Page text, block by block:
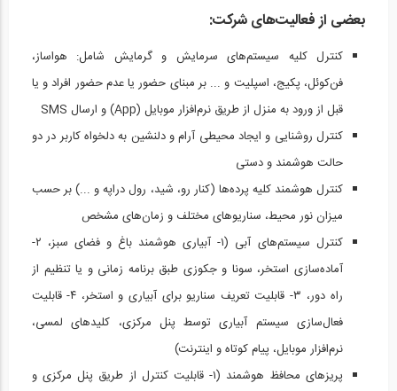
بعضی از فعالیت‌های شرکت:
کنترل کلیه سیستم‌های سرمایش و گرمایش شامل: هواساز،
فن‌کوئل، پکیج، اسپلیت و ... بر مبنای حضور یا عدم حضور افراد و یا
قبل از ورود به منزل از طریق نرم‌افزار موبایل (App) و ارسال SMS
کنترل روشنایی و ایجاد محیطی آرام و دلنشین به دلخواه کاربر در دو
حالت هوشمند و دستی
کنترل هوشمند کلیه پرده‌ها (کنار رو، شید، رول دراپه و ...) بر حسب
میزان نور محیط، سناریوهای مختلف و زمان‌های مشخص
کنترل سیستم‌های آبی (۱- آبیاری هوشمند باغ و فضای سبز، ۲-
آماده‌سازی استخر، سونا و جکوزی طبق برنامه زمانی و یا تنظیم از
راه دور، ۳- قابلیت تعریف سناریو برای آبیاری و استخر، ۴- قابلیت
فعال‌سازی سیستم آبیاری توسط پنل مرکزی، کلیدهای لمسی،
نرم‌افزار موبایل، پیام کوتاه و اینترنت)
پریزهای محافظ هوشمند (۱- قابلیت کنترل از طریق پنل مرکزی و